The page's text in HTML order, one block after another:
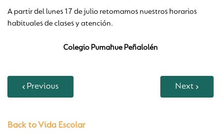
A partir del lunes 17 de julio retomamos nuestros horarios
habituales de clases y atención.
Colegio Pumahue Peñalolén
Previous Next
Back to Vida Escolar